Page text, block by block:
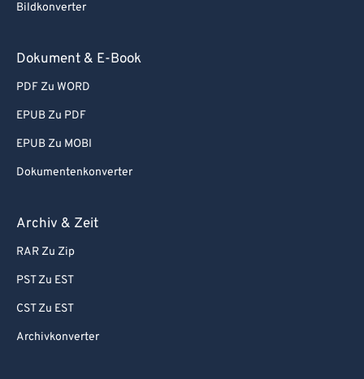
Bildkonverter
Dokument & E-Book
PDF Zu WORD
EPUB Zu PDF
EPUB Zu MOBI
Dokumentenkonverter
Archiv & Zeit
RAR Zu Zip
PST Zu EST
CST Zu EST
Archivkonverter